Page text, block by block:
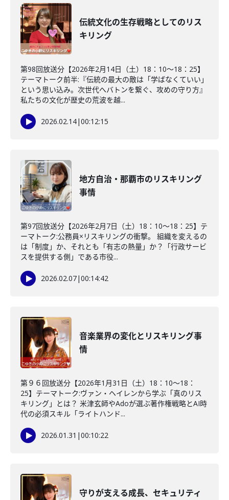
伝統文化の生存戦略としてのリス
キリング
第98回放送分【2026年2月14日（土）18：10～18：25】
テーマトーク前半:『伝統の最大の敵は「学ばなくていい」
という思い込み。次世代へバトンを繋ぐ、攻めの守り方』
私たちの文化が歴史の荒波を越...
2026.02.14|00:12:15
地方自治・那覇市のリスキリング
事情
第97回放送分【2026年2月7日（土）18：10～18：25】テ
ーマトーク:公務員×リスキリングの衝撃。 組織を変えるの
は「制度」か、それとも「有志の熱量」か？「行政サービ
スを提供する側」である市役...
2026.02.07|00:14:42
音楽業界の変化とリスキリング事
情
第９６回放送分【2026年1月31日（土）18：10～18：
25】テーマトーク:ヴァン・ヘイレンから学ぶ「真のリス
キリング」とは？ 米津玄師やAdoが選ぶ著作権戦略とAI時
代の必須スキル「ライトハンド...
2026.01.31 |00:10:22
守りが支える成長、セキュリティ